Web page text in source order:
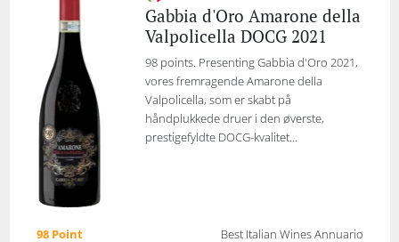
Gabbia d'Oro Amarone della
Valpolicella DOCG 2021
98 points. Presenting Gabbia d'Oro 2021,
vores fremragende Amarone della
Valpolicella, som er skabt på
håndplukkede druer i den øverste,
prestigefyldte DOCG-kvalitet...
98 Point Best Italian Wines Annuario